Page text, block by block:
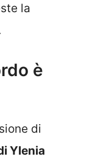
la
è
di
Ylenia